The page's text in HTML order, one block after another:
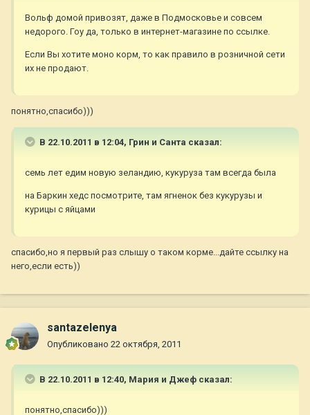
Вольф домой привозят, даже в Подмосковье и совсем
недорого. Гоу да, только в интернет-магазине по ссылке.
Если Вы хотите моно корм, то как правило в розничной сети
их не продают.
понятно,спасибо)))
В 22.10.2011 в 12:04, Грин и Санта сказал:
семь лет едим новую зеландию, кукуруза там всегда была
на Баркин хедс посмотрите, там ягненок без кукурузы и
курицы с яйцами
спасибо,но я первый раз слышу о таком корме...дайте ссылку на
него,если есть))
santazelenya
Опубликовано 22 октября, 2011
В 22.10.2011 в 12:40, Мария и Джеф сказал:
понятно,спасибо)))